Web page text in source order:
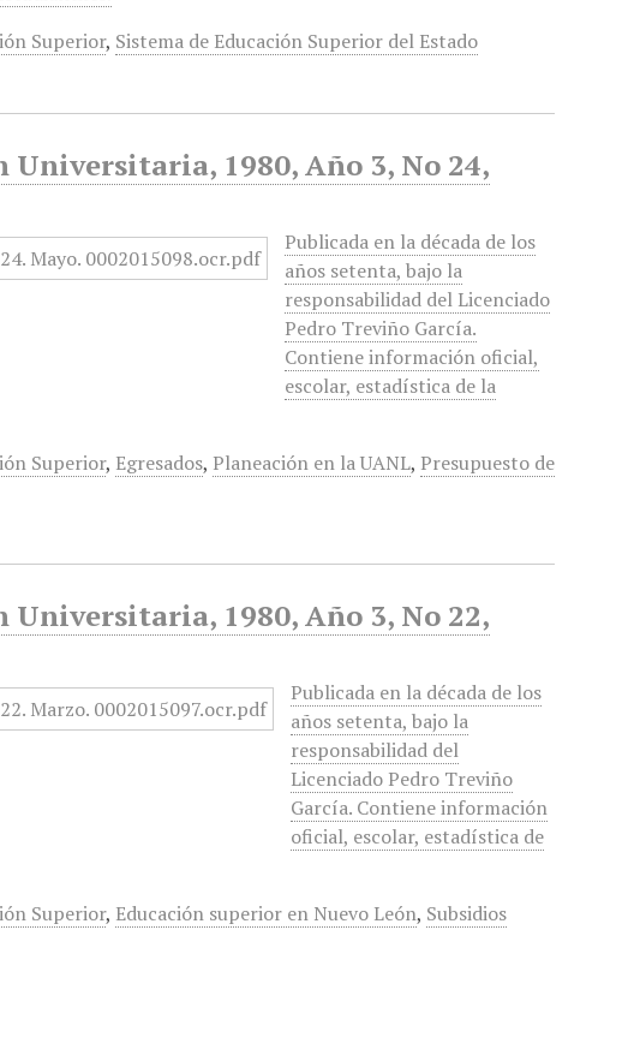
Superior, Sistema de Educación Superior del Estado
1980, Año 3, No 24,
Publicada en la década de los
años setenta, bajo la
responsabilidad del Licenciado
Pedro Treviño García.
Contiene información oficial,
escolar, estadística de la
Superior, Egresados, Planeación en la UANL, Presupuesto de
1980, Año 3, No 22,
Publicada en la década de los
años setenta, bajo la
responsabilidad del
Licenciado Pedro Treviño
García. Contiene información
oficial, escolar, estadística de
Superior, Educación superior en Nuevo León, Subsidios